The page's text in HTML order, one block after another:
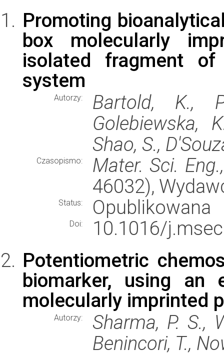
Promoting
box molecularly
isolated fragment
system
Autorzy:
Bartold, K.,
Golebiewska,
Shao, S.,
Czasopismo:
Mater. Sci.
46032),
Status: Opublikowana
Doi:
10.1016/
Potentiometric
biomarker, using an
molecularly imprinted
Autorzy:
Sharma, P. S.,
Benincori, T.,